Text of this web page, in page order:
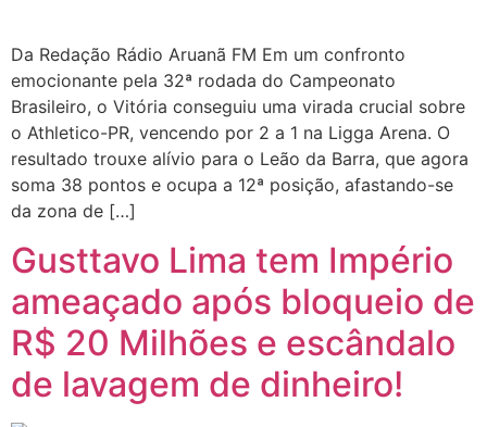
Da Redação Rádio Aruanã FM Em um confronto
emocionante pela 32ª rodada do Campeonato
Brasileiro, o Vitória conseguiu uma virada crucial sobre
o Athletico-PR, vencendo por 2 a 1 na Ligga Arena. O
resultado trouxe alívio para o Leão da Barra, que agora
soma 38 pontos e ocupa a 12ª posição, afastando-se
da zona de […]
Gusttavo Lima tem Império
ameaçado após bloqueio de
R$ 20 Milhões e escândalo
de lavagem de dinheiro!